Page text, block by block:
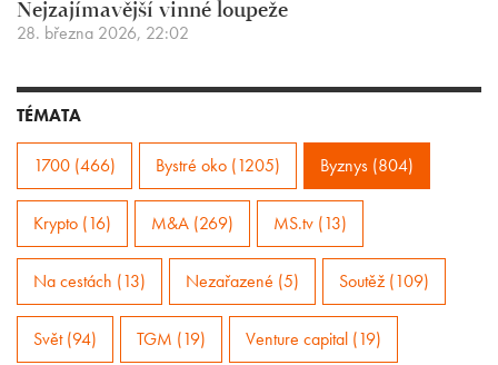
Nejzajímavější vinné loupeže
28. března 2026, 22:02
TÉMATA
1700 (466) Bystré oko (1205) Byznys (804)
Krypto (16) M&A (269) MS.tv (13)
Na cestách (13) Nezařazené (5) Soutěž (109)
Svět (94) TGM (19) Venture capital (19)